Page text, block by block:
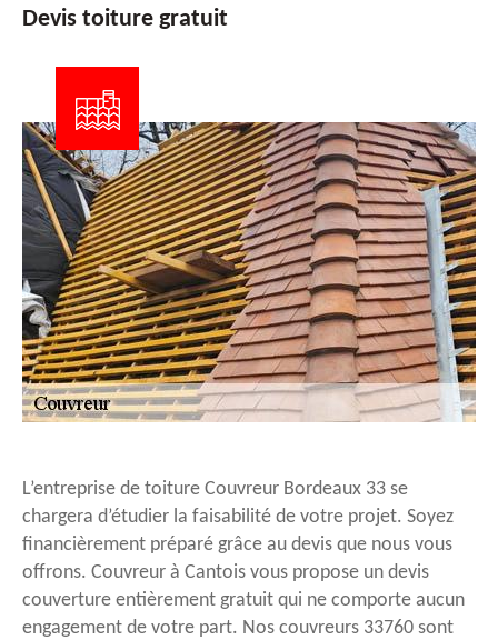
Devis toiture gratuit
L’entreprise de toiture Couvreur Bordeaux 33 se
chargera d’étudier la faisabilité de votre projet. Soyez
financièrement préparé grâce au devis que nous vous
offrons. Couvreur à Cantois vous propose un devis
couverture entièrement gratuit qui ne comporte aucun
engagement de votre part. Nos couvreurs 33760 sont